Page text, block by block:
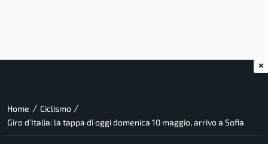
Home / Ciclismo /
Giro d’Italia: la tappa di oggi domenica 10 maggio, arrivo a Sofia
×